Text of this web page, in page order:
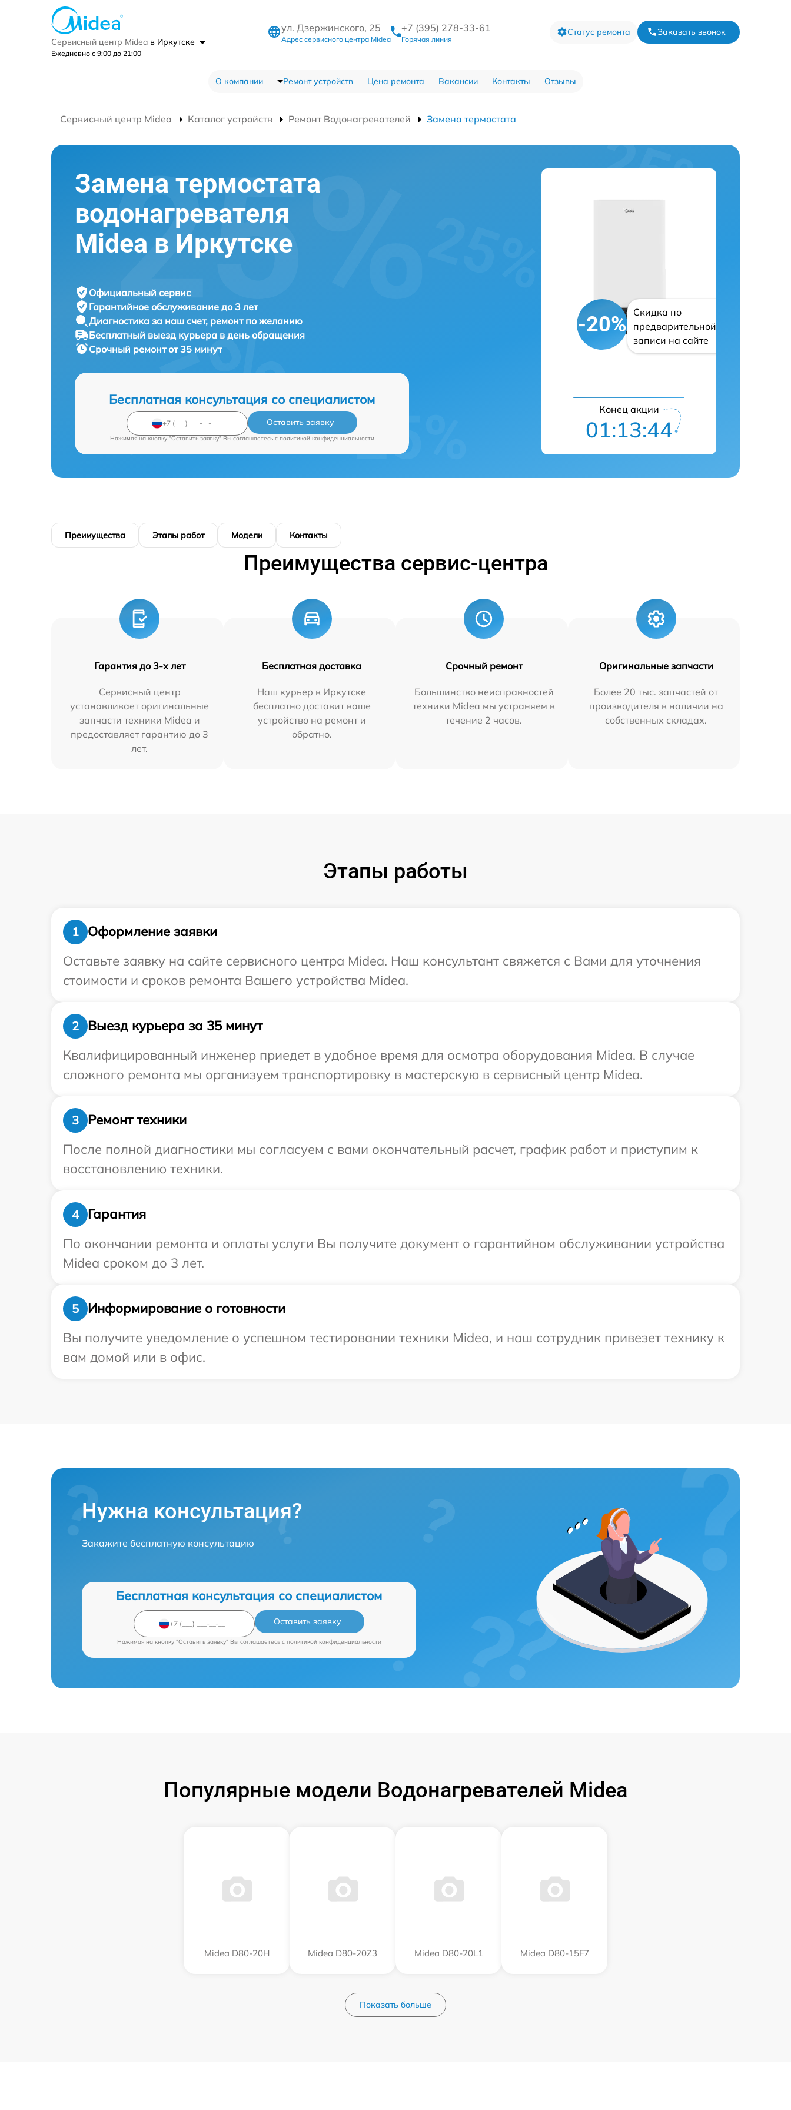
Сервисный центр Midea в Иркутске
Ежедневно с 9:00 до 21:00
ул. Дзержинского, 25
Адрес сервисного центра Midea
+7 (395) 278-33-61
Горячая линия
Статус ремонта Заказать звонок
О компании Ремонт устройств Цена ремонта Вакансии Контакты Отзывы
Сервисный центр Midea Каталог устройств Ремонт Водонагревателей Замена термостата
Замена термостата
водонагревателя
Midea в Иркутске
Официальный сервис
Гарантийное обслуживание до 3 лет
Диагностика за наш счет, ремонт по желанию
Бесплатный выезд курьера в день обращения
Срочный ремонтот 35 минут
Бесплатная консультация со специалистом
Оставить заявку
Нажимая на кнопку "Оставить заявку" Вы соглашаетесь c политикой конфиденциальности
-20%
Скидка по
предварительной
записи на сайте
Конец акции
01:13:43
Преимущества Этапы работ Модели Контакты
Преимущества сервис-центра
Гарантия до 3-х лет
Сервисный центр
устанавливает оригинальные
запчасти техники Midea и
предоставляет гарантию до 3
лет.
Бесплатная доставка
Наш курьер в Иркутске
бесплатно доставит ваше
устройство на ремонт и
обратно.
Срочный ремонт
Большинство неисправностей
техники Midea мы устраняем в
течение 2 часов.
Оригинальные запчасти
Более 20 тыс. запчастей от
производителя в наличии на
собственных складах.
Этапы работы
1
Оформление заявки
Оставьте заявку на сайте сервисного центра Midea. Наш консультант свяжется с Вами для уточнения
стоимости и сроков ремонта Вашего устройства Midea.
2
Выезд курьера за 35 минут
Квалифицированный инженер приедет в удобное время для осмотра оборудования Midea. В случае
сложного ремонта мы организуем транспортировку в мастерскую в сервисный центр Midea.
3
Ремонт техники
После полной диагностики мы согласуем с вами окончательный расчет, график работ и приступим к
восстановлению техники.
4
Гарантия
По окончании ремонта и оплаты услуги Вы получите документ о гарантийном обслуживании устройства
Midea сроком до 3 лет.
5
Информирование о готовности
Вы получите уведомление о успешном тестировании техники Midea, и наш сотрудник привезет технику к
вам домой или в офис.
Нужна консультация?
Закажите бесплатную консультацию
Бесплатная консультация со специалистом
Оставить заявку
Нажимая на кнопку "Оставить заявку" Вы соглашаетесь c политикой конфиденциальности
Популярные модели Водонагревателей Midea
Midea D80-20Н Midea D80-20Z3 Midea D80-20L1 Midea D80-15F7
Показать больше